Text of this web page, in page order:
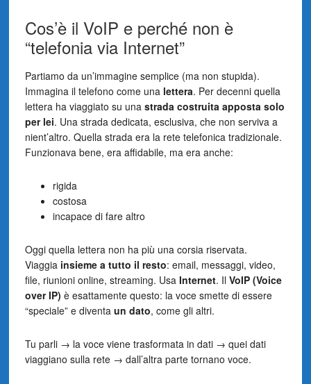
Cos’è il VoIP e perché non è
“telefonia via Internet”
Partiamo da un’immagine semplice (ma non stupida).
Immagina il telefono come una lettera. Per decenni quella
lettera ha viaggiato su una strada costruita apposta solo
per lei. Una strada dedicata, esclusiva, che non serviva a
nient’altro. Quella strada era la rete telefonica tradizionale.
Funzionava bene, era affidabile, ma era anche:
rigida
costosa
incapace di fare altro
Oggi quella lettera non ha più una corsia riservata.
Viaggia insieme a tutto il resto: email, messaggi, video,
file, riunioni online, streaming. Usa Internet. Il VoIP (Voice
over IP) è esattamente questo: la voce smette di essere
“speciale” e diventa un dato, come gli altri.
Tu parli → la voce viene trasformata in dati → quei dati
viaggiano sulla rete → dall’altra parte tornano voce.